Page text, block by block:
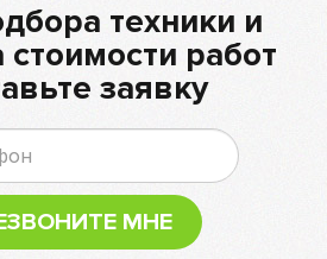
техники и
стоимости работ
заявку
МНЕ